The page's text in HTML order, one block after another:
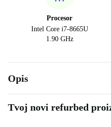
Procesor
Intel Core i7-8665U
1.90 GHz
Opis
Tvoj novi refurbed